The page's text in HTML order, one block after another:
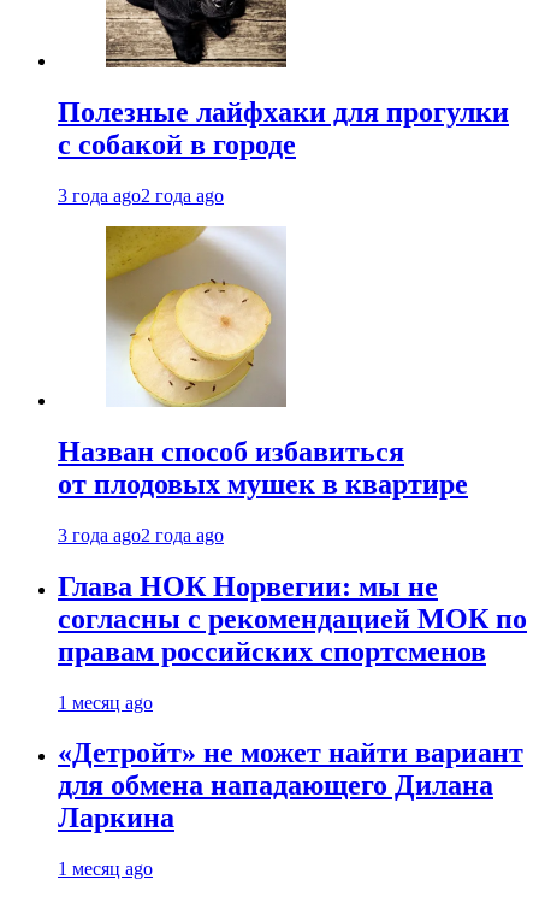
Полезные лайфхаки для прогулки
с собакой в городе
3 года ago2 года ago
Назван способ избавиться
от плодовых мушек в квартире
3 года ago2 года ago
Глава НОК Норвегии: мы не
согласны с рекомендацией МОК по
правам российских спортсменов
1 месяц ago
«Детройт» не может найти вариант
для обмена нападающего Дилана
Ларкина
1 месяц ago